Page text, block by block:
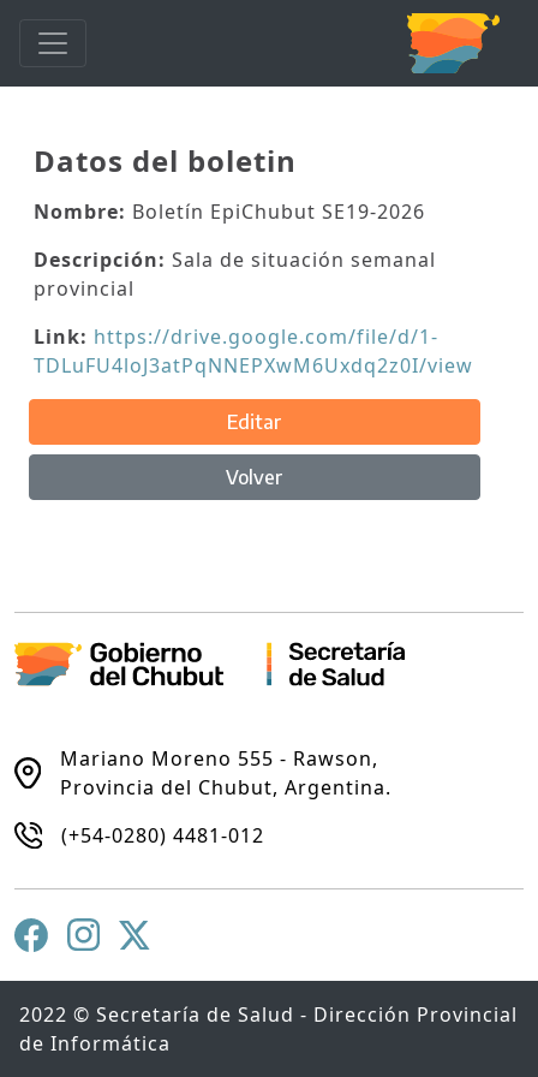
Datos del boletin
Nombre: Boletín EpiChubut SE19-2026
Descripción: Sala de situación semanal
provincial
Link: https://drive.google.com/file/d/1-
TDLuFU4loJ3atPqNNEPXwM6Uxdq2z0I/view
Editar
Volver
Mariano Moreno 555 - Rawson,
Provincia del Chubut, Argentina.
(+54-0280) 4481-012
2022 © Secretaría de Salud - Dirección Provincial
de Informática